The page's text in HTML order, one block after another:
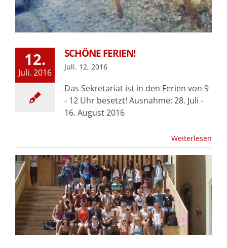
12.
Juli. 2016
SCHÖNE FERIEN!
Juli. 12, 2016
Das Sekretariat ist in den Ferien von 9
- 12 Uhr besetzt! Ausnahme: 28. Juli -
16. August 2016
Weiterlesen